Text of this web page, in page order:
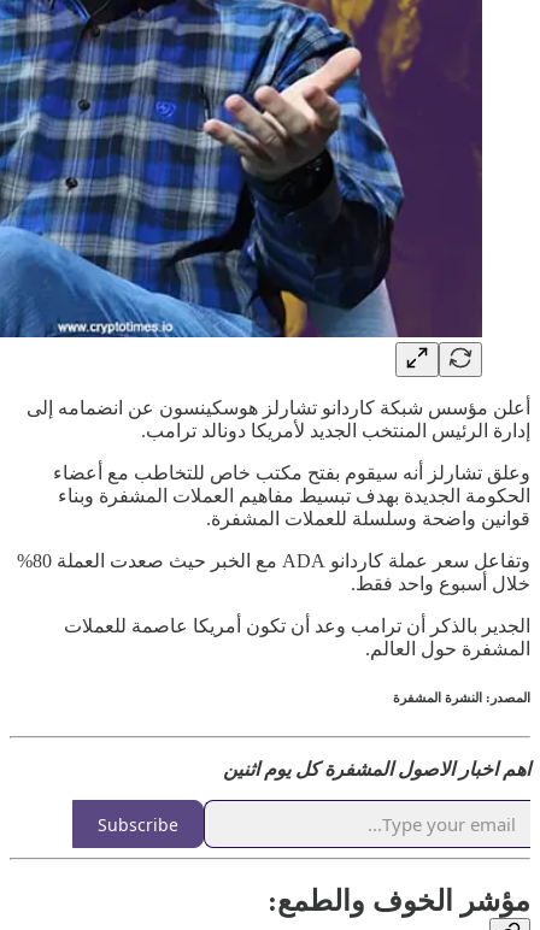
أعلن مؤسس شبكة كاردانو تشارلز هوسكينسون عن انضمامه إلى
إدارة الرئيس المنتخب الجديد لأمريكا دونالد ترامب.
وعلق تشارلز أنه سيقوم بفتح مكتب خاص للتخاطب مع أعضاء
الحكومة الجديدة بهدف تبسيط مفاهيم العملات المشفرة وبناء
قوانين واضحة وسلسلة للعملات المشفرة.
وتفاعل سعر عملة كاردانو ADA مع الخبر حيث صعدت العملة 80%
خلال أسبوع واحد فقط.
الجدير بالذكر أن ترامب وعد أن تكون أمريكا عاصمة للعملات
المشفرة حول العالم.
المصدر: النشرة المشفرة
اهم اخبار الاصول المشفرة كل يوم اثنين
Subscribe
مؤشر الخوف والطمع: